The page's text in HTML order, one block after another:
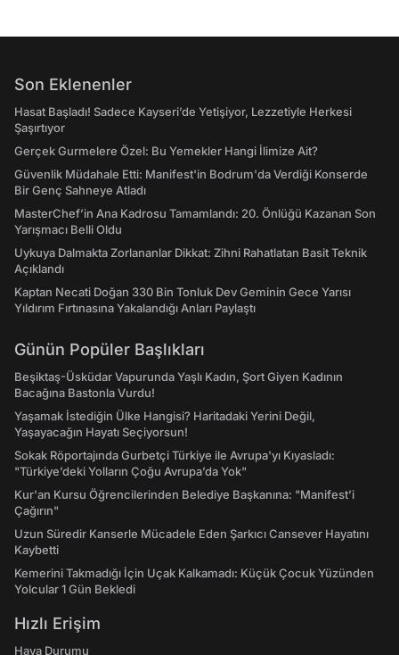
Son Eklenenler
Hasat Başladı! Sadece Kayseri’de Yetişiyor, Lezzetiyle Herkesi
Şaşırtıyor
Gerçek Gurmelere Özel: Bu Yemekler Hangi İlimize Ait?
Güvenlik Müdahale Etti: Manifest'in Bodrum'da Verdiği Konserde
Bir Genç Sahneye Atladı
MasterChef’in Ana Kadrosu Tamamlandı: 20. Önlüğü Kazanan Son
Yarışmacı Belli Oldu
Uykuya Dalmakta Zorlananlar Dikkat: Zihni Rahatlatan Basit Teknik
Açıklandı
Kaptan Necati Doğan 330 Bin Tonluk Dev Geminin Gece Yarısı
Yıldırım Fırtınasına Yakalandığı Anları Paylaştı
Günün Popüler Başlıkları
Beşiktaş-Üsküdar Vapurunda Yaşlı Kadın, Şort Giyen Kadının
Bacağına Bastonla Vurdu!
Yaşamak İstediğin Ülke Hangisi? Haritadaki Yerini Değil,
Yaşayacağın Hayatı Seçiyorsun!
Sokak Röportajında Gurbetçi Türkiye ile Avrupa'yı Kıyasladı:
"Türkiye’deki Yolların Çoğu Avrupa’da Yok"
Kur'an Kursu Öğrencilerinden Belediye Başkanına: "Manifest’i
Çağırın"
Uzun Süredir Kanserle Mücadele Eden Şarkıcı Cansever Hayatını
Kaybetti
Kemerini Takmadığı İçin Uçak Kalkamadı: Küçük Çocuk Yüzünden
Yolcular 1 Gün Bekledi
Hızlı Erişim
Hava Durumu